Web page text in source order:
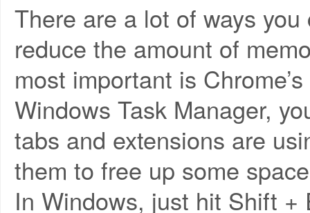
There are a lot of ways
reduce the amount of
most important is
Windows Task Manager,
tabs and extensions are
them to free up some
In Windows, just hit Shift +